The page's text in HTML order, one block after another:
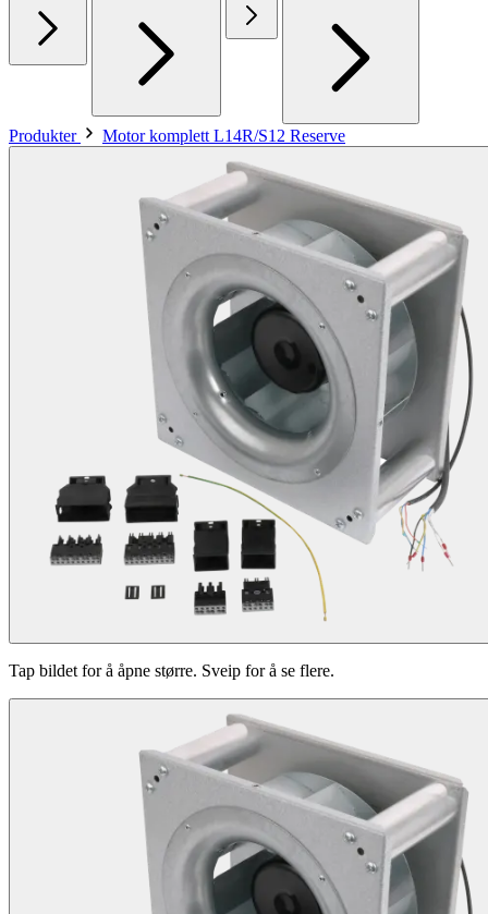
Produkter Motor komplett L14R/S12 Reserve
Tap bildet for å åpne større. Sveip for å se flere.